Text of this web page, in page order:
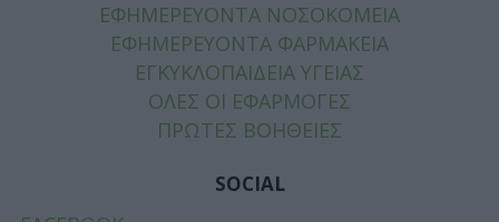
ΕΦΗΜΕΡΕΥΟΝΤΑ ΝΟΣΟΚΟΜΕΙΑ
ΕΦΗΜΕΡΕΥΟΝΤΑ ΦΑΡΜΑΚΕΙΑ
ΕΓΚΥΚΛΟΠΑΙΔΕΙΑ ΥΓΕΙΑΣ
ΟΛΕΣ ΟΙ ΕΦΑΡΜΟΓΕΣ
ΠΡΩΤΕΣ ΒΟΗΘΕΙΕΣ
SOCIAL